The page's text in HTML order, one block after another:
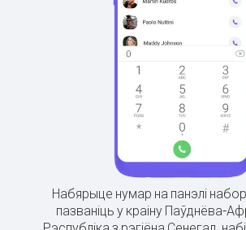
Набярыце нумар на панэлі
пазваніць у краіну Паўднёва-